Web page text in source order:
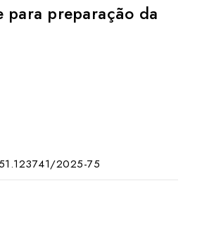
para preparação da
2025-75